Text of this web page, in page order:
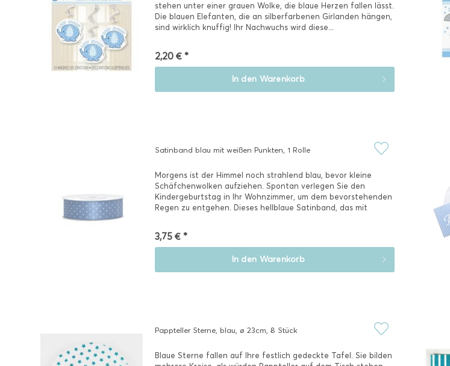
stehen unter einer grauen Wolke, die blaue Herzen fallen lässt.
Die blauen Elefanten, die an silberfarbenen Girlanden hängen,
sind wirklich knuffig! Ihr Nachwuchs wird diese...
2,20 € *
In den Warenkorb
Satinband blau mit weißen Punkten, 1 Rolle
Morgens ist der Himmel noch strahlend blau, bevor kleine
Schäfchenwolken aufziehen. Spontan verlegen Sie den
Kindergeburtstag in Ihr Wohnzimmer, um dem bevorstehenden
Regen zu entgehen. Dieses hellblaue Satinband, das mit
3,75 € *
In den Warenkorb
Pappteller Sterne, blau, ø 23cm, 8 Stück
Blaue Sterne fallen auf Ihre festlich gedeckte Tafel. Sie bilden